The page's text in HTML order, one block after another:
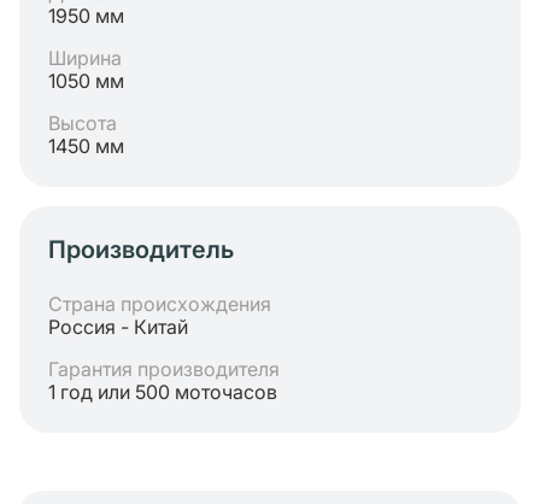
1950 мм
Ширина
1050 мм
Высота
1450 мм
Производитель
Страна происхождения
Россия - Китай
Гарантия производителя
1 год или 500 моточасов